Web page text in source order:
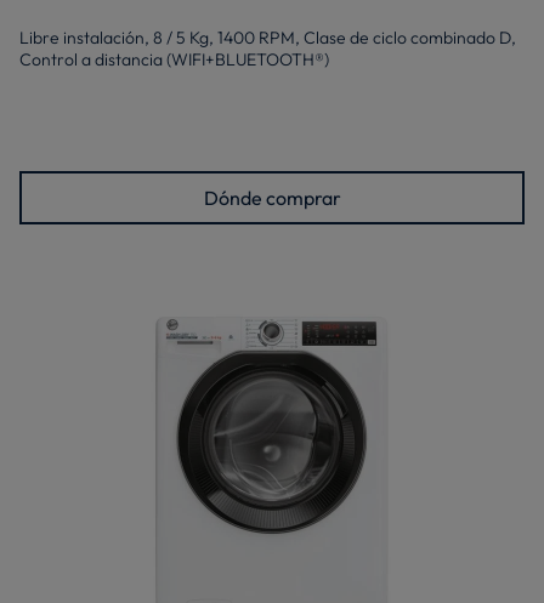
Libre instalación, 8 / 5 Kg, 1400 RPM, Clase de ciclo combinado D,
Control a distancia (WIFI+BLUETOOTH®)
Dónde comprar